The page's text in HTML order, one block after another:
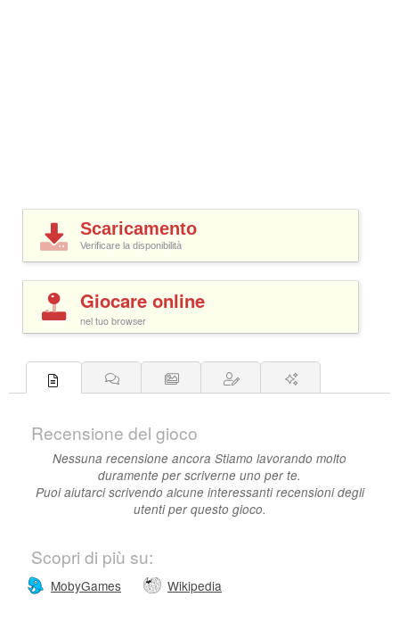
Scaricamento
Verificare la disponibilità
Giocare online
nel tuo browser
Recensione del gioco
Nessuna recensione ancora Stiamo lavorando molto
duramente per scriverne uno per te.
Puoi aiutarci scrivendo alcune interessanti recensioni degli
utenti per questo gioco.
Scopri di più su:
MobyGames Wikipedia